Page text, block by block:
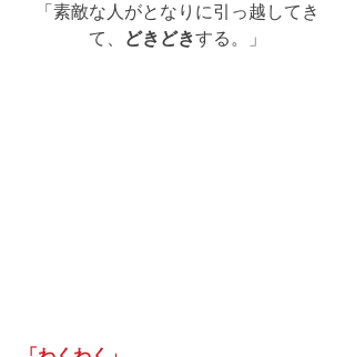
「素敵な人がとなりに引っ越してき
て、
どきどきする。」